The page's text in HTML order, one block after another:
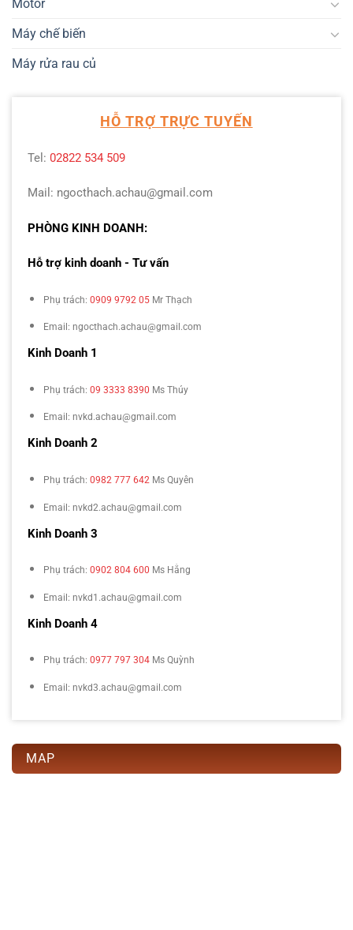
Motor
Máy chế biến
Máy rửa rau củ
HỖ TRỢ TRỰC TUYẾN
Tel: 02822 534 509
Mail: ngocthach.achau@gmail.com
PHÒNG KINH DOANH:
Hỗ trợ kinh doanh - Tư vấn
Phụ trách: 0909 9792 05 Mr Thạch
Email: ngocthach.achau@gmail.com
Kinh Doanh 1
Phụ trách: 09 3333 8390 Ms Thúy
Email: nvkd.achau@gmail.com
Kinh Doanh 2
Phụ trách: 0982 777 642 Ms Quyên
Email: nvkd2.achau@gmail.com
Kinh Doanh 3
Phụ trách: 0902 804 600 Ms Hằng
Email: nvkd1.achau@gmail.com
Kinh Doanh 4
Phụ trách: 0977 797 304 Ms Quỳnh
Email: nvkd3.achau@gmail.com
MAP